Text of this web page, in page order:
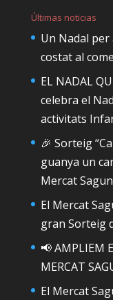
Últimas noticias
Un Nadal
costat al
EL NADAL
celebra el
activitats
🎉 Sorteig
guanya un
Mercat
El Mercat
gran Sorteig
📢 AMPLIEM
MERCAT
El Mercat